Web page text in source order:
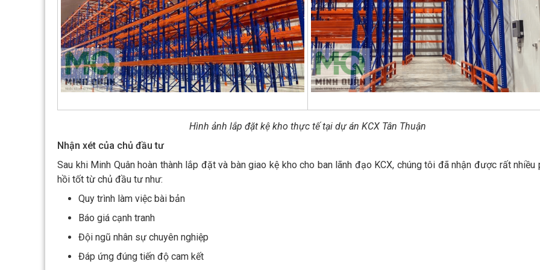
Hình ảnh lắp đặt kệ kho thực tế tại dự án KCX Tân Thuận
Nhận xét của chủ đầu tư
Sau khi Minh Quân hoàn thành lắp đặt và bàn giao kệ kho cho ban lãnh đạo KCX, chúng tôi đã nhận được rất nhiều
hồi tốt từ chủ đầu tư như:
Quy trình làm việc bài bản
Báo giá cạnh tranh
Đội ngũ nhân sự chuyên nghiệp
Đáp ứng đúng tiến độ cam kết